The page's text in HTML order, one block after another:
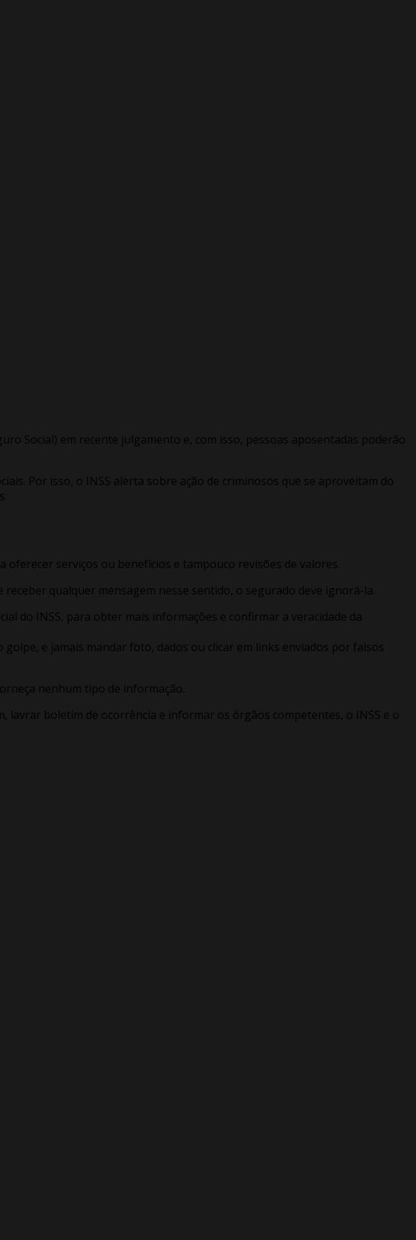
Social) em recente julgamento e, com isso, pessoas aposentadas poderão
Por isso, o INSS alerta sobre ação de criminosos que se aproveitam do
serviços ou benefícios e tampouco revisões de valores.
qualquer mensagem nesse sentido, o segurado deve ignorá-la.
do INSS, para obter mais informações e confirmar a veracidade da
e jamais mandar foto, dados ou clicar em links enviados por falsos
nenhum tipo de informação.
lavrar boletim de ocorrência e informar os órgãos competentes, o INSS e o